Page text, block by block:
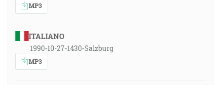
MP3
ITALIANO
1990-10-27-1430-Salzburg
MP3